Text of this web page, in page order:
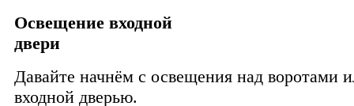
Освещение входной
двери
Давайте начнём с освещения над воротами
входной дверью.